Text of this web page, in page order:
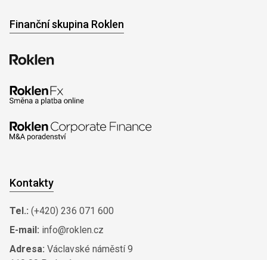
Finanční skupina Roklen
Kontakty
Tel.: (+420) 236 071 600
E-mail: info@roklen.cz
Adresa: Václavské náměstí 9